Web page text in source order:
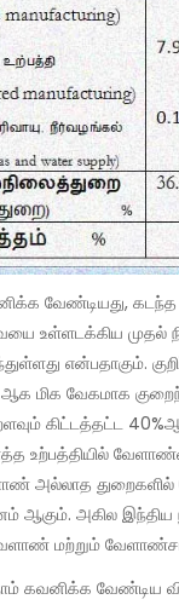
உள்ளடக்கிய முதல்
என்பதாகும்.
ஆக மிக வேகமாக
கிட்டத்தட்ட
உற்பத்தியில்
அல்லாத துறைகளில்
ஆகும். அகில இந்திய
மற்றும்